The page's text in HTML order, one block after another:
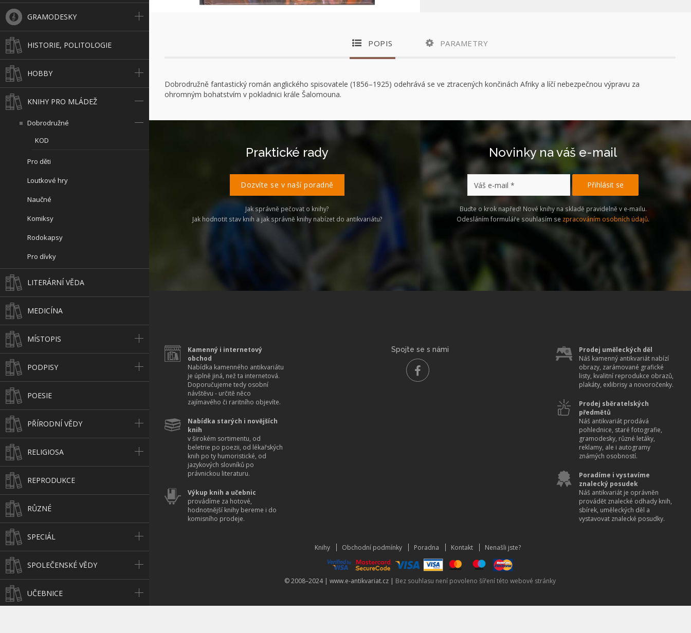
GRAMODESKY
HISTORIE, POLITOLOGIE
HOBBY
KNIHY PRO MLÁDEŽ
Dobrodružné
KOD
Pro děti
Loutkové hry
Naučné
Komiksy
Rodokapsy
Pro dívky
LITERÁRNÍ VĚDA
MEDICÍNA
MÍSTOPIS
PODPISY
POESIE
PŘÍRODNÍ VĚDY
RELIGIOSA
REPRODUKCE
RŮZNÉ
SPECIÁL
SPOLEČENSKÉ VĚDY
UČEBNICE
POPIS PARAMETRY
Dobrodružně fantastický román anglického spisovatele (1856–1925) odehrává se ve ztracených končinách Afriky a líčí nebezpečnou výpravu za
ohromným bohatstvím v pokladnici krále Šalomouna.
Praktické rady
Dozvíte se v naší poradně
Jak správně pečovat o knihy?
Jak hodnotit stav knih a jak správně knihy nabízet do antikvariátu?
Novinky na váš e-mail
Buďte o krok napřed! Nové knihy na skladě pravidelně v e-mailu.
Odesláním formuláře souhlasím se zpracováním osobních údajů.
Kamenný i internetový
obchod
Nabídka kamenného antikvariátu
je úplně jiná, než ta internetová.
Doporučujeme tedy osobní
návštěvu - určitě něco
zajímavého či raritního objevíte.
Nabídka starých i novějších
knih
v širokém sortimentu, od
beletrie po poezii, od lékařských
knih po ty humoristické, od
jazykových slovníků po
právnickou literaturu.
Výkup knih a učebnic
provádíme za hotové,
hodnotnější knihy bereme i do
komisního prodeje.
Prodej uměleckých děl
Náš kamenný antikvariát nabízí
obrazy, zarámované grafické
listy, kvalitní reprodukce obrazů,
plakáty, exlibrisy a novoročenky.
Prodej sběratelských
předmětů
Náš antikvariát prodává
pohlednice, staré fotografie,
gramodesky, různé letáky,
reklamy, ale i autogramy
známých osobností.
Poradíme i vystavíme
znalecký posudek
Náš antikvariát je oprávněn
provádět znalecké odhady knih,
sbírek, uměleckých děl a
vystavovat znalecké posudky.
Spojte se s námi
Knihy Obchodní podmínky Poradna Kontakt Nenašli jste?
© 2008–2024 | www.e-antikvariat.cz | Bez souhlasu není povoleno šíření této webové stránky